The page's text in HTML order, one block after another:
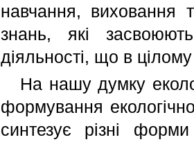
навчання, виховання
знань, які
діяльності, що в
На нашу думку
формування
синтезує різні